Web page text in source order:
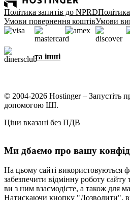
Політика запитів до NPRD
Умови повернення коштівУмови
та інші
© 2004-2026 Hostinger – Запустіть
допомогою ШІ.
Ціни вказані без ПДВ
Ми дбаємо про вашу
На цьому сайті використовуються
забезпечити відмінну роботу сайту
ви з ним взаємодієте, а також для
Натискаючи кнопку "Дозволити",